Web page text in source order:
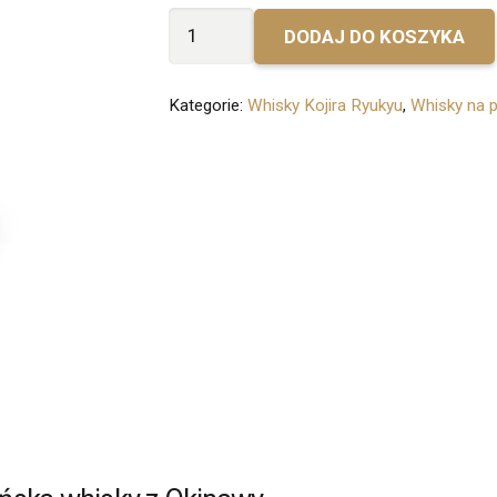
ilość
Bez
DODAJ DO KOSZYKA
Kategorie: Whisky Kojira Ryukyu, Whisky na